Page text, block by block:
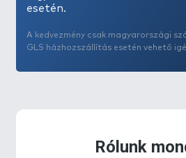
esetén.
A kedvezmény csak magyarországi
GLS házhozszállítás esetén vehető